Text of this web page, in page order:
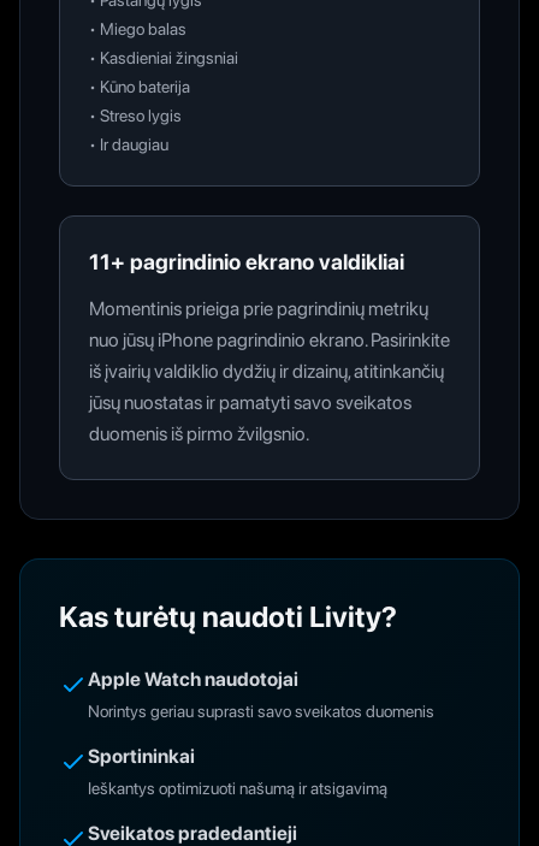
• Miego balas
• Kasdieniai žingsniai
• Kūno baterija
• Streso lygis
• Ir daugiau
11+ pagrindinio ekrano valdikliai
Momentinis prieiga prie pagrindinių metrikų
nuo jūsų iPhone pagrindinio ekrano. Pasirinkite
iš įvairių valdiklio dydžių ir dizainų, atitinkančių
jūsų nuostatas ir pamatyti savo sveikatos
duomenis iš pirmo žvilgsnio.
Kas turėtų naudoti Livity?
Apple Watch naudotojai
Norintys geriau suprasti savo sveikatos duomenis
Sportininkai
Ieškantys optimizuoti našumą ir atsigavimą
Sveikatos pradedantieji